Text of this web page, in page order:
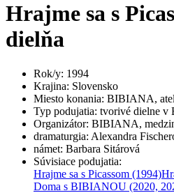
Hrajme sa s
dielňa
Rok/y: 1994
Krajina: Slovensko
Miesto konania: BIBIANA,
Typ podujatia: tvorivé dielne
Organizátor: BIBIANA,
dramaturgia: Alexandra
námet: Barbara Sitárová
Súvisiace podujatia:
Hrajme sa s Picassom (1994)
Doma s BIBIANOU (2020,